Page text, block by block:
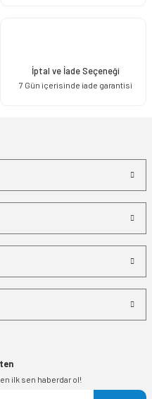
İptal ve İade Seçeneği
7 Gün içerisinde iade garantisi
ilk sen haberdar ol!